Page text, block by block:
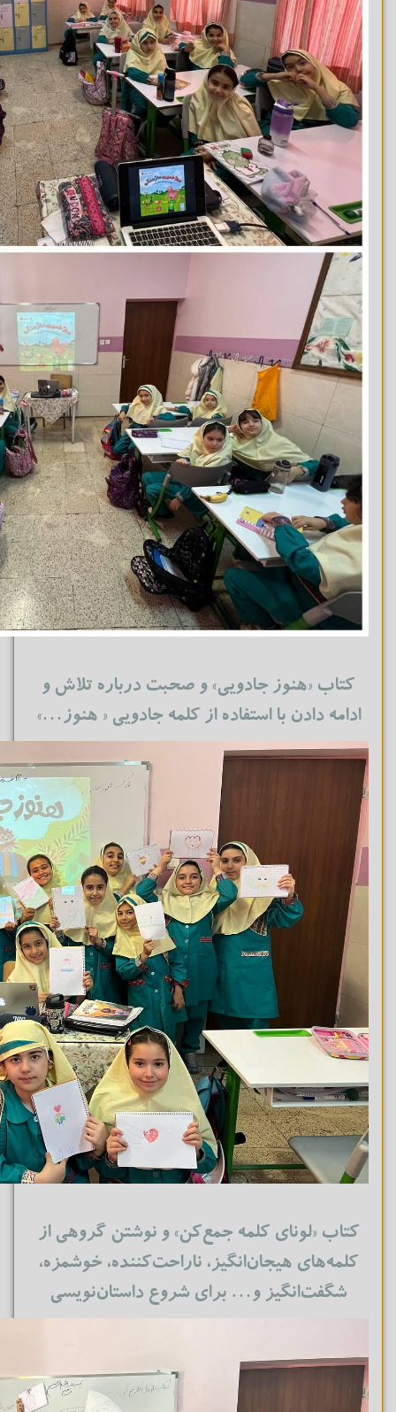
کتاب «هنوز جادویی» و‌ صحبت درباره تلاش و
ادامه دادن با استفاده از کلمه جادویی « هنوز…»
کتاب «لونای کلمه جمع‌کن» و نوشتن گروهی از
کلمه‌های هیجان‌انگیز، ناراحت‌کننده، خوشمزه،
شگفت‌انگیز و… برای شروع داستان‌نویسی